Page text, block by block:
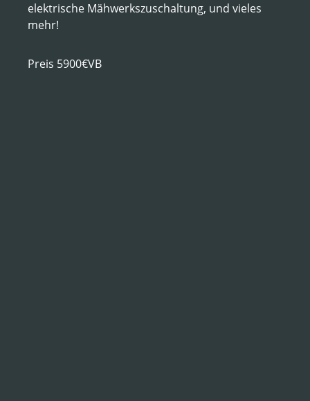
elektrische Mähwerkszuschaltung, und vieles
mehr!
Preis 5900€VB